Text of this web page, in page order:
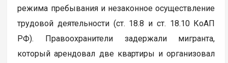
режима пребывания и незаконное осуществление
трудовой деятельности (ст. 18.8 и ст. 18.10 КоАП
РФ). Правоохранители задержали мигранта,
который арендовал две квартиры и организовал